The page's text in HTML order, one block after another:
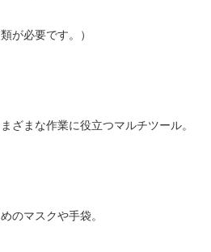
が必要です。）
ざまな作業に役立つマルチツール。
のマスクや手袋。